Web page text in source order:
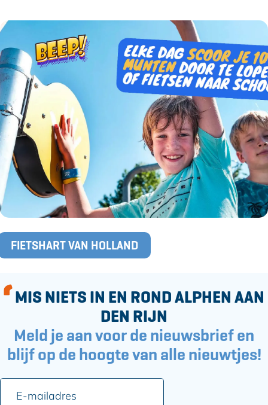
FIETSHART VAN HOLLAND
MIS NIETS IN EN ROND ALPHEN AAN
DEN RIJN
Meld je aan voor de nieuwsbrief en
blijf op de hoogte van alle nieuwtjes!
E